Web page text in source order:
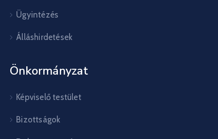
Ügyintézés
Álláshirdetések
Önkormányzat
Képviselő testület
Bizottságok